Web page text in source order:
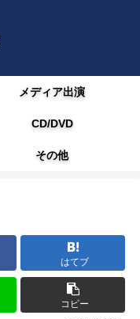
メディア出演
CD/DVD
その他
はてブ
コピー